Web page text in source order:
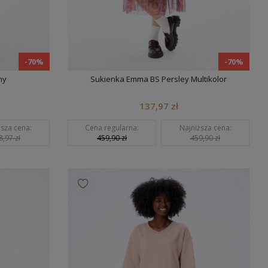
-70%
cena:
zł
-70%
Sukienka Emma BS Persley Multikolor
137,97 zł
Cena regularna:
459,90 zł
Najniższa cena:
459,90 zł